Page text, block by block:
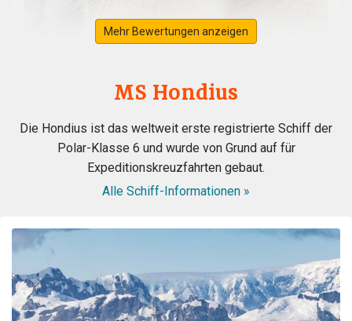
Mehr Bewertungen anzeigen
MS Hondius
Die Hondius ist das weltweit erste registrierte Schiff der
Polar-Klasse 6 und wurde von Grund auf für
Expeditionskreuzfahrten gebaut.
Alle Schiff-Informationen »